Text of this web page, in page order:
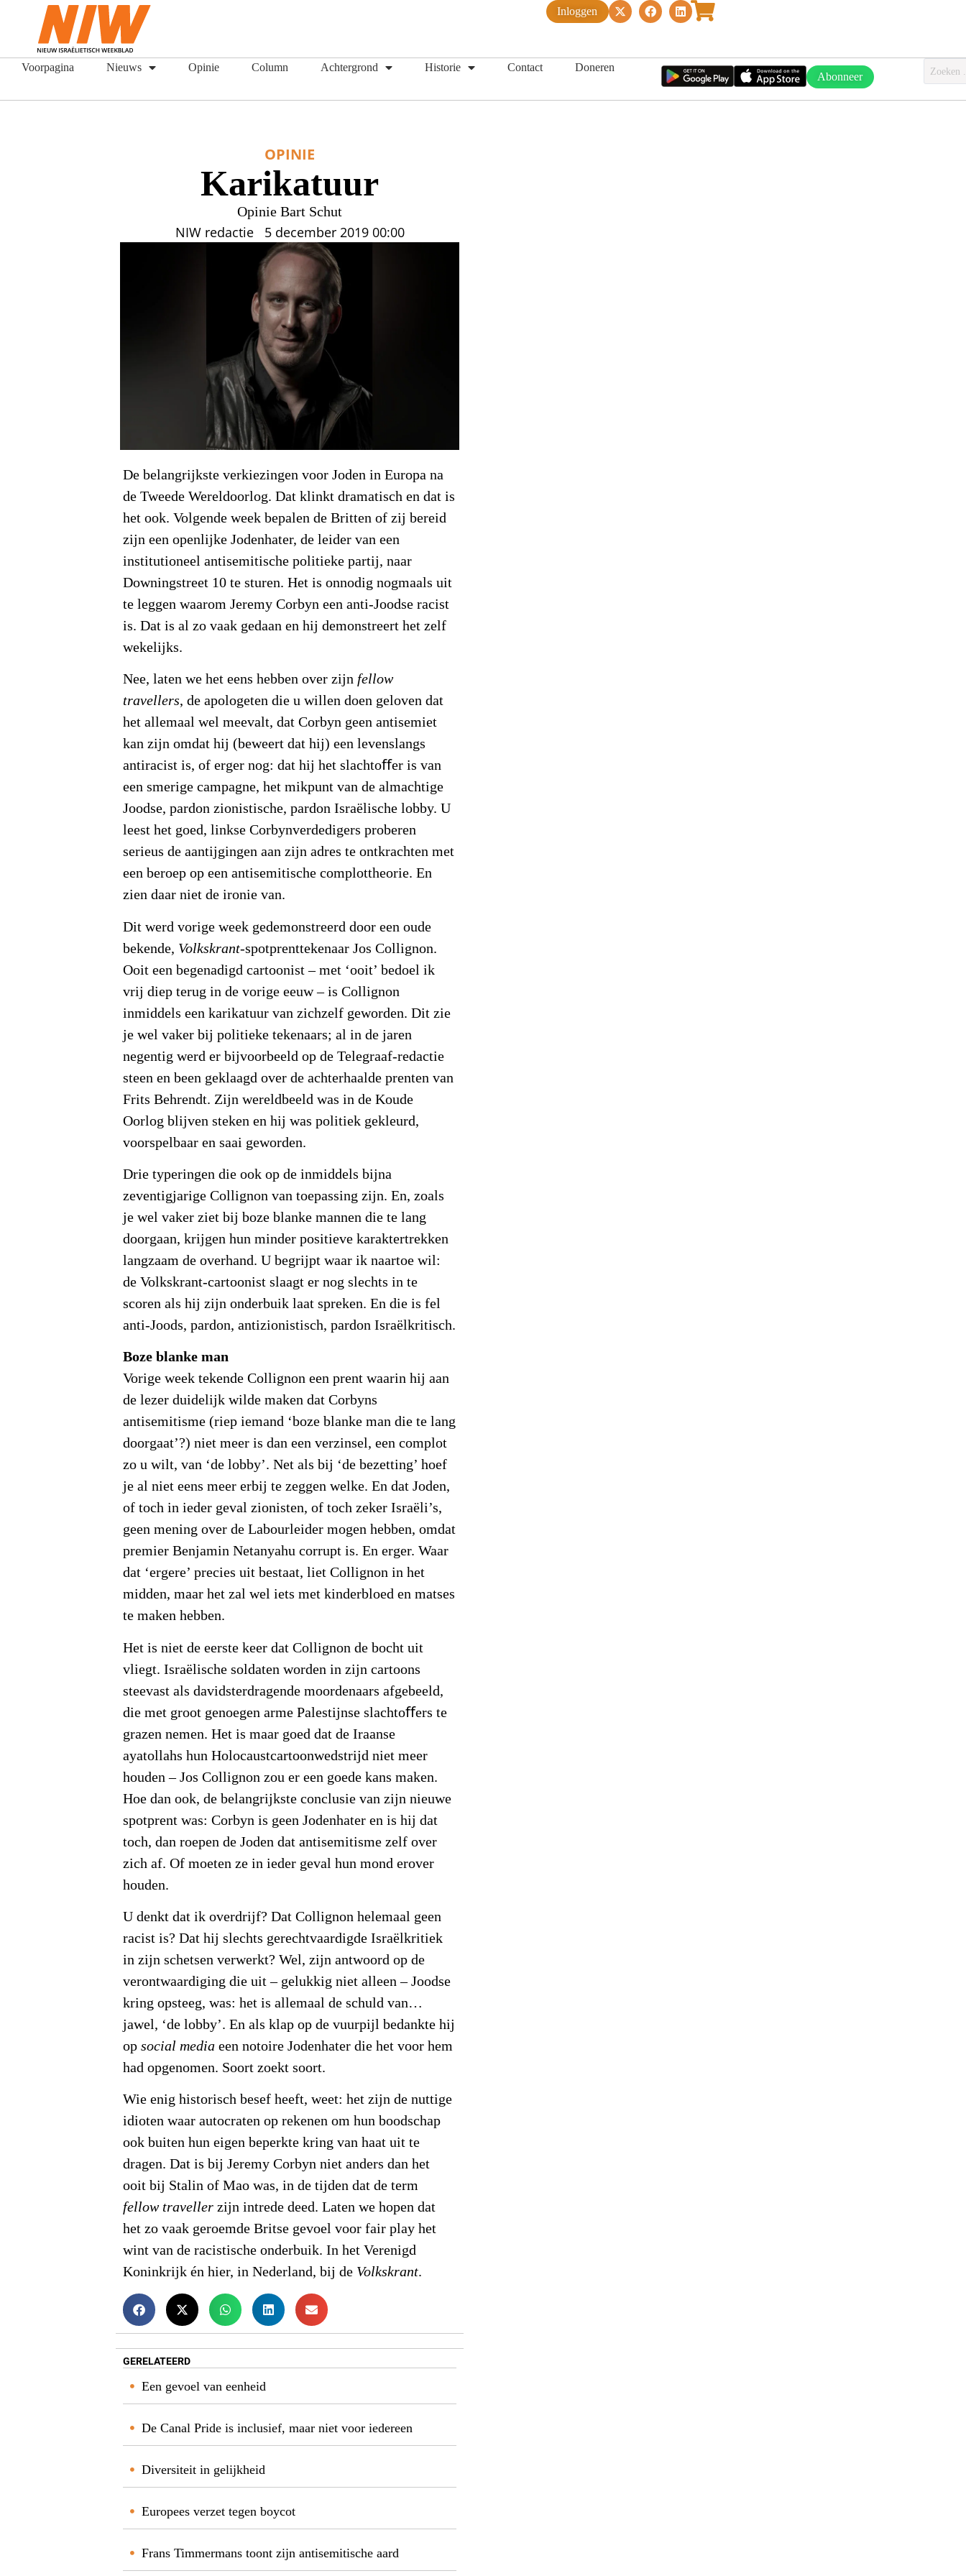
Inloggen
Voorpagina Nieuws Opinie Column Achtergrond Historie Contact Doneren
Abonneer
OPINIE
Karikatuur
Opinie Bart Schut
NIW redactie 5 december 2019 00:00
De belangrijkste verkiezingen voor Joden in Europa na
de Tweede Wereldoorlog. Dat klinkt dramatisch en dat is
het ook. Volgende week bepalen de Britten of zij bereid
zijn een openlijke Jodenhater, de leider van een
institutioneel antisemitische politieke partij, naar
Downingstreet 10 te sturen. Het is onnodig nogmaals uit
te leggen waarom Jeremy Corbyn een anti-Joodse racist
is. Dat is al zo vaak gedaan en hij demonstreert het zelf
wekelijks.
Nee, laten we het eens hebben over zijn fellow
travellers, de apologeten die u willen doen geloven dat
het allemaal wel meevalt, dat Corbyn geen antisemiet
kan zijn omdat hij (beweert dat hij) een levenslangs
antiracist is, of erger nog: dat hij het slachtoﬀer is van
een smerige campagne, het mikpunt van de almachtige
Joodse, pardon zionistische, pardon Israëlische lobby. U
leest het goed, linkse Corbynverdedigers proberen
serieus de aantijgingen aan zijn adres te ontkrachten met
een beroep op een antisemitische complottheorie. En
zien daar niet de ironie van.
Dit werd vorige week gedemonstreerd door een oude
bekende, Volkskrant-spotprenttekenaar Jos Collignon.
Ooit een begenadigd cartoonist – met ‘ooit’ bedoel ik
vrij diep terug in de vorige eeuw – is Collignon
inmiddels een karikatuur van zichzelf geworden. Dit zie
je wel vaker bij politieke tekenaars; al in de jaren
negentig werd er bijvoorbeeld op de Telegraaf-redactie
steen en been geklaagd over de achterhaalde prenten van
Frits Behrendt. Zijn wereldbeeld was in de Koude
Oorlog blijven steken en hij was politiek gekleurd,
voorspelbaar en saai geworden.
Drie typeringen die ook op de inmiddels bijna
zeventigjarige Collignon van toepassing zijn. En, zoals
je wel vaker ziet bij boze blanke mannen die te lang
doorgaan, krijgen hun minder positieve karaktertrekken
langzaam de overhand. U begrijpt waar ik naartoe wil:
de Volkskrant-cartoonist slaagt er nog slechts in te
scoren als hij zijn onderbuik laat spreken. En die is fel
anti-Joods, pardon, antizionistisch, pardon Israëlkritisch.
Boze blanke man
Vorige week tekende Collignon een prent waarin hij aan
de lezer duidelijk wilde maken dat Corbyns
antisemitisme (riep iemand ‘boze blanke man die te lang
doorgaat’?) niet meer is dan een verzinsel, een complot
zo u wilt, van ‘de lobby’. Net als bij ‘de bezetting’ hoef
je al niet eens meer erbij te zeggen welke. En dat Joden,
of toch in ieder geval zionisten, of toch zeker Israëli’s,
geen mening over de Labourleider mogen hebben, omdat
premier Benjamin Netanyahu corrupt is. En erger. Waar
dat ‘ergere’ precies uit bestaat, liet Collignon in het
midden, maar het zal wel iets met kinderbloed en matses
te maken hebben.
Het is niet de eerste keer dat Collignon de bocht uit
vliegt. Israëlische soldaten worden in zijn cartoons
steevast als davidsterdragende moordenaars afgebeeld,
die met groot genoegen arme Palestijnse slachtoﬀers te
grazen nemen. Het is maar goed dat de Iraanse
ayatollahs hun Holocaustcartoonwedstrijd niet meer
houden – Jos Collignon zou er een goede kans maken.
Hoe dan ook, de belangrijkste conclusie van zijn nieuwe
spotprent was: Corbyn is geen Jodenhater en is hij dat
toch, dan roepen de Joden dat antisemitisme zelf over
zich af. Of moeten ze in ieder geval hun mond erover
houden.
U denkt dat ik overdrijf? Dat Collignon helemaal geen
racist is? Dat hij slechts gerechtvaardigde Israëlkritiek
in zijn schetsen verwerkt? Wel, zijn antwoord op de
verontwaardiging die uit – gelukkig niet alleen – Joodse
kring opsteeg, was: het is allemaal de schuld van…
jawel, ‘de lobby’. En als klap op de vuurpijl bedankte hij
op social mediaeen notoire Jodenhater die het voor hem
had opgenomen. Soort zoekt soort.
Wie enig historisch besef heeft, weet: het zijn de nuttige
idioten waar autocraten op rekenen om hun boodschap
ook buiten hun eigen beperkte kring van haat uit te
dragen. Dat is bij Jeremy Corbyn niet anders dan het
ooit bij Stalin of Mao was, in de tijden dat de term
fellow traveller zijn intrede deed. Laten we hopen dat
het zo vaak geroemde Britse gevoel voor fair play het
wint van de racistische onderbuik. In het Verenigd
Koninkrijk én hier, in Nederland, bij de Volkskrant.
GERELATEERD
Een gevoel van eenheid
De Canal Pride is inclusief, maar niet voor iedereen
Diversiteit in gelijkheid
Europees verzet tegen boycot
Frans Timmermans toont zijn antisemitische aard